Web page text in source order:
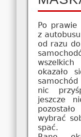
Po prawie
z
od razu
okazało
nic
jeszcze
wybrać
spać.